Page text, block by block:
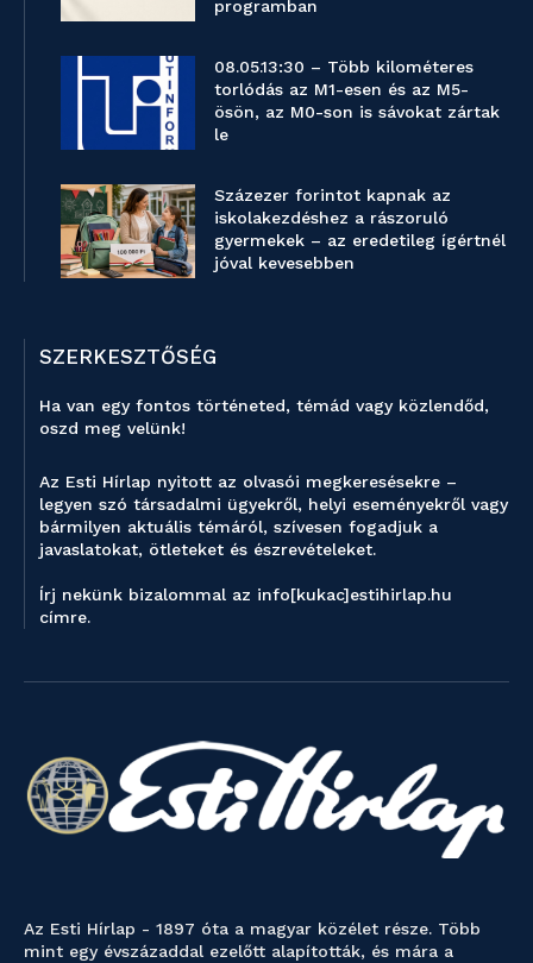
programban
08.05.13:30 – Több kilométeres
torlódás az M1-esen és az M5-
ösön, az M0-son is sávokat zártak
le
Százezer forintot kapnak az
iskolakezdéshez a rászoruló
gyermekek – az eredetileg ígértnél
jóval kevesebben
SZERKESZTŐSÉG
Ha van egy fontos történeted, témád vagy közlendőd,
oszd meg velünk!
Az Esti Hírlap nyitott az olvasói megkeresésekre –
legyen szó társadalmi ügyekről, helyi eseményekről vagy
bármilyen aktuális témáról, szívesen fogadjuk a
javaslatokat, ötleteket és észrevételeket.
Írj nekünk bizalommal az info[kukac]estihirlap.hu
címre.
Az Esti Hírlap - 1897 óta a magyar közélet része. Több
mint egy évszázaddal ezelőtt alapították, és mára a